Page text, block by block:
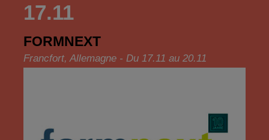
17.11
FORMNEXT
Francfort, Allemagne - Du 17.11 au 20.11